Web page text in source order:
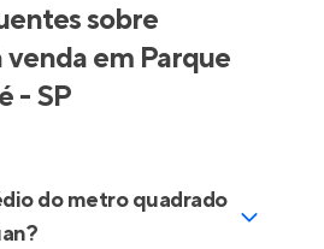
sobre
em Parque
- SP
do metro quadrado